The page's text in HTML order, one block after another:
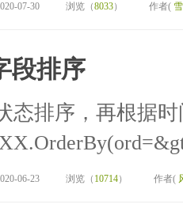
07-30 浏览（8033） 作者(
段排序
态排序，再根据
06-23 浏览（ 10714） 作者(